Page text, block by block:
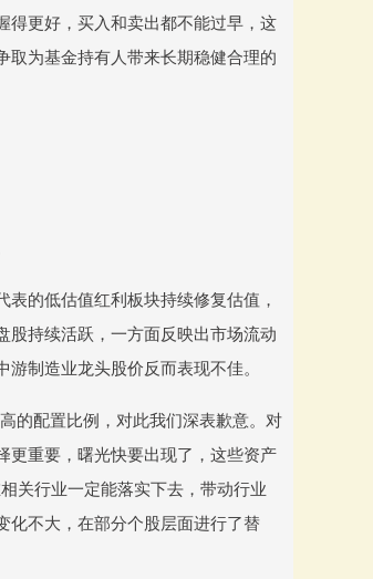
得更好，买入和卖出都不能过早，这
取为基金持有人带来长期稳健合理的
的低估值红利板块持续修复估值，
股持续活跃，一方面反映出市场流动
制造业龙头股价反而表现不佳。
的配置比例，对此我们深表歉意。对
更重要，曙光快要出现了，这些资产
关行业一定能落实下去，带动行业
化不大，在部分个股层面进行了替